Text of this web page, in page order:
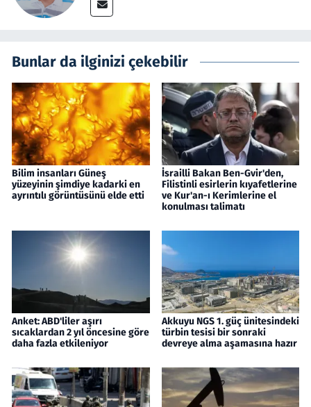
Bunlar da ilginizi çekebilir
Bilim insanları Güneş
yüzeyinin şimdiye kadarki en
ayrıntılı görüntüsünü elde etti
İsrailli Bakan Ben-Gvir'den,
Filistinli esirlerin kıyafetlerine
ve Kur'an-ı Kerimlerine el
konulması talimatı
Anket: ABD'liler aşırı
sıcaklardan 2 yıl öncesine göre
daha fazla etkileniyor
Akkuyu NGS 1. güç ünitesindeki
türbin tesisi bir sonraki
devreye alma aşamasına hazır